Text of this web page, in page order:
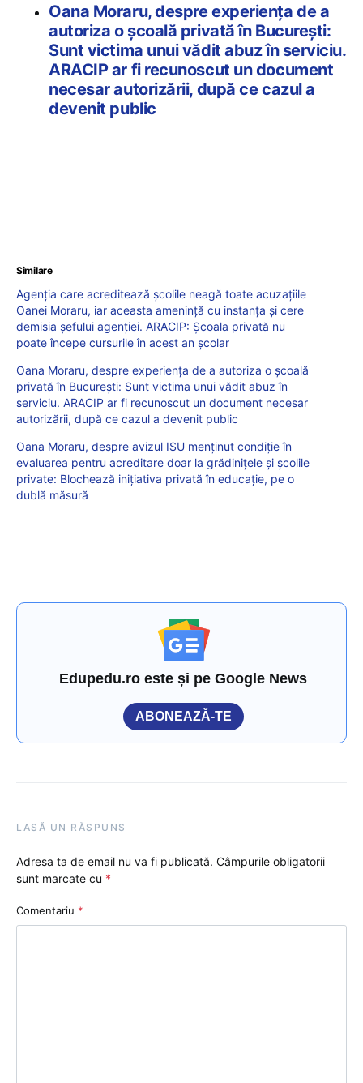
Oana Moraru, despre experiența de a
autoriza o școală privată în București:
Sunt victima unui vădit abuz în serviciu.
ARACIP ar fi recunoscut un document
necesar autorizării, după ce cazul a
devenit public
Similare
Agenția care acreditează școlile neagă toate acuzațiile
Oanei Moraru, iar aceasta amenință cu instanța și cere
demisia șefului agenției. ARACIP: Școala privată nu
poate începe cursurile în acest an şcolar
Oana Moraru, despre experiența de a autoriza o școală
privată în București: Sunt victima unui vădit abuz în
serviciu. ARACIP ar fi recunoscut un document necesar
autorizării, după ce cazul a devenit public
Oana Moraru, despre avizul ISU menținut condiție în
evaluarea pentru acreditare doar la grădinițele și școlile
private: Blochează inițiativa privată în educație, pe o
dublă măsură
Edupedu.ro este și pe Google News
ABONEAZĂ-TE
LASĂ UN RĂSPUNS
Adresa ta de email nu va fi publicată. Câmpurile obligatorii
sunt marcate cu *
Comentariu *